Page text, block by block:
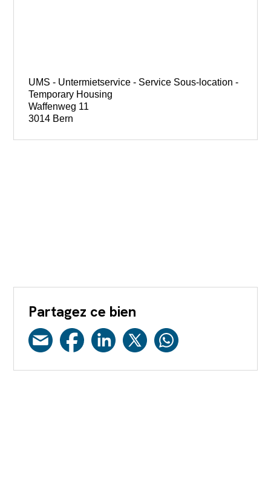
UMS - Untermietservice - Service Sous-location -
Temporary Housing
Waffenweg 11
3014 Bern
Partagez ce bien